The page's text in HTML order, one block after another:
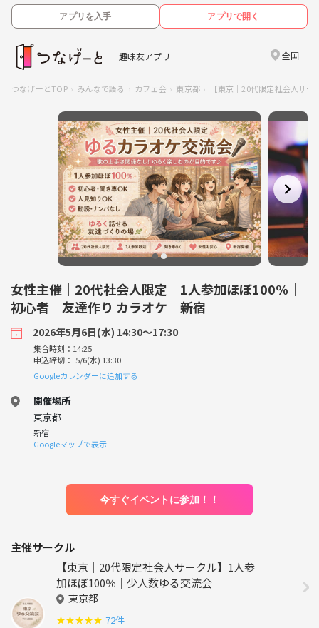
アプリを入手 アプリで開く
趣味友アプリ 全国
つなげーとTOP みんなで語る カフェ会 東京都 【東京｜20代限定社会人サ
女性主催｜20代社会人限定｜1人参加ほぼ100%｜
初心者｜友達作り カラオケ｜新宿
2026年5月6日(水) 14:30〜17:30
集合時刻：14:25
申込締切： 5/6(水) 13:30
Googleカレンダーに追加する
開催場所
東京都
新宿
Googleマップで表示
今すぐイベントに参加！！
主催サークル
【東京｜20代限定社会人サークル】1人参
加ほぼ100％｜少人数ゆる交流会
東京都
★★★★★ 72件